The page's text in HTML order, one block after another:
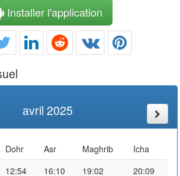
Installer l'application
avril 2025
Dohr Asr Maghrib
Icha
12:54 16:10 19:02 20:09